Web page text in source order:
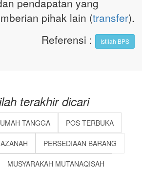
pendapatan yang
pihak lain (transfer).
Referensi : Istilah BPS
terakhir dicari
TANGGA POS TERBUKA
PERSEDIAAN BARANG
MUSYARAKAH MUTANAQISAH